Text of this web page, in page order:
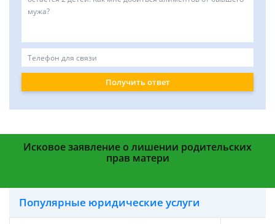
Получить ответ
Исковое заявление о лишении родительских
прав матери
Популярные юридические услуги